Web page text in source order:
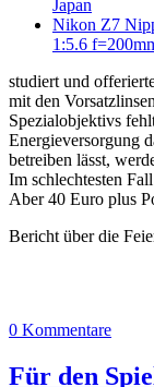
Japan
Nikon Z7
1:5.6
studiert und
mit den
Spezialobjektivs
Energieversorgung
betreiben lässt,
Im schlechtesten
Aber 40 Euro plus
Bericht über die
0 Kommentare
Für den